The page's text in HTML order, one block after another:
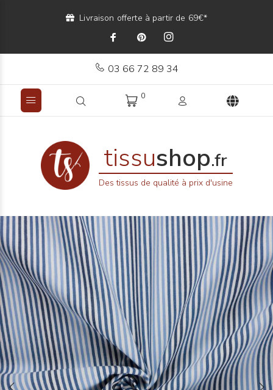
Livraison offerte à partir de 69€*
03 66 72 89 34
0
tissushop.fr
Des tissus de qualité à prix d'usine